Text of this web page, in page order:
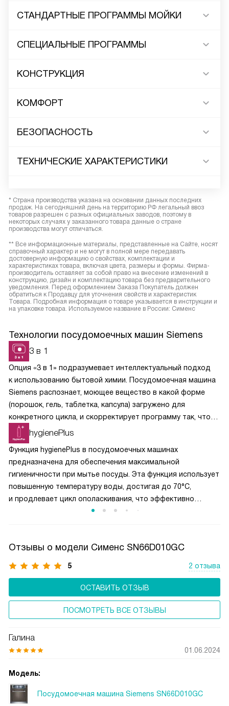
СТАНДАРТНЫЕ ПРОГРАММЫ МОЙКИ
СПЕЦИАЛЬНЫЕ ПРОГРАММЫ
КОНСТРУКЦИЯ
КОМФОРТ
БЕЗОПАСНОСТЬ
ТЕХНИЧЕСКИЕ ХАРАКТЕРИСТИКИ
* Страна производства указана на основании данных последних
продаж. На сегодняшний день на территорию РФ легальный ввоз
товаров разрешен с разных официальных заводов, поэтому в
некоторых случаях у заказанного товара данные о стране
производства могут отличаться.
** Все информационные материалы, представленные на Сайте, носят
справочный характер и не могут в полной мере передавать
достоверную информацию о свойствах, комплектации и
характеристиках товара, включая цвета, размеры и формы. Фирма-
производитель оставляет за собой право на внесение изменений в
конструкцию, дизайн и комплектацию товара без предварительного
уведомления. Перед оформлением Заказа Покупатель должен
обратиться к Продавцу для уточнения свойств и характеристик
Товара. Подробная информация о товаре указывается в инструкции и
на упаковке товара. Используемое название в России: Сименс
Технологии посудомоечных машин Siemens
3 в 1
Опция «3 в 1» подразумевает интеллектуальный подход
к использованию бытовой химии. Посудомоечная машина
Siemens распознает, моющее вещество в какой форме
(порошок, гель, таблетка, капсула) загружено для
конкретного цикла, и скорректирует программу так, чтобы
химические вещества растворялись постепенно
и своевременно вступали в реакции.
hygienePlus
Функция hygienePlus в посудомоечных машинах
предназначена для обеспечения максимальной
гигиеничности при мытье посуды. Эта функция использует
повышенную температуру воды, достигая до 70°C,
и продлевает цикл ополаскивания, что эффективно
уничтожает бактерии и микробы. Опция идеальна для
защиту и чистоту. Эта функция особенно полезна для
не только чистой, но и безопасной для здоровья.
Отзывы о модели Сименс SN66D010GC
5 2 отзыва
ОСТАВИТЬ ОТЗЫВ
ПОСМОТРЕТЬ ВСЕ ОТЗЫВЫ
Галина
01.06.2024
Модель:
Посудомоечная машина Siemens SN66D010GC